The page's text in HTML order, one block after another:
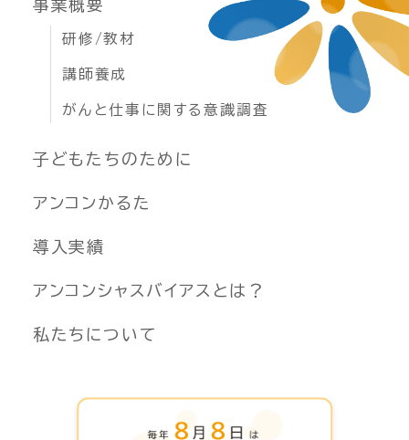
事業概要
研修/教材
講師養成
がんと仕事に関する意識調査
子どもたちのために
アンコンかるた
導入実績
アンコンシャスバイアスとは？
私たちについて